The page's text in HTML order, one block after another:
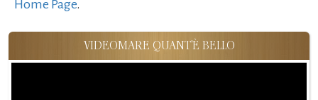
Home Page.
VIDEOMARE QUANT'È BELLO